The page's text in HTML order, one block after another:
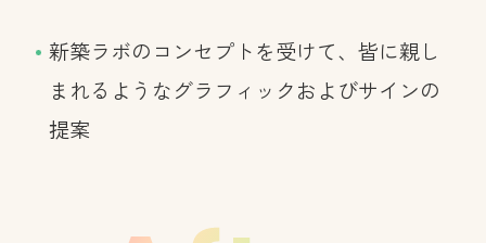
新築ラボのコンセプトを受けて、皆に親し
まれるようなグラフィックおよびサインの
提案